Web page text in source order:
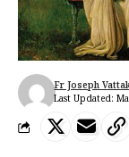
Last Updated:
Fr Joseph